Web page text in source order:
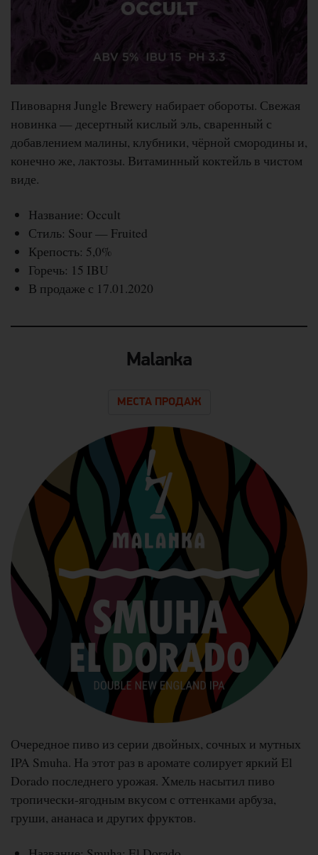
Пивоварня Jungle Brewery набирает обороты. Свежая
новинка — десертный кислый эль, сваренный с
добавлением малины, клубники, чёрной смородины и,
конечно же, лактозы. Витаминный коктейль в чистом
виде.
Название: Occult
Стиль: Sour — Fruited
Крепость: 5,0%
Горечь: 15 IBU
В продаже с 17.01.2020
Malanka
МЕСТА ПРОДАЖ
Очередное пиво из серии двойных, сочных и мутных
IPA Smuha. На этот раз в аромате солирует яркий El
Dorado последнего урожая. Хмель насытил пиво
тропически-ягодным вкусом с оттенками арбуза,
груши, ананаса и других фруктов.